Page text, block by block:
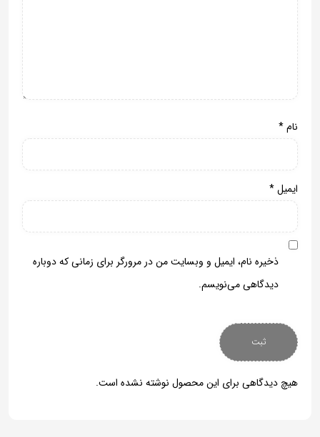
نام*
ایمیل*
ذخیره نام، ایمیل و وبسایت من در مرورگر برای زمانی که دوباره
دیدگاهی می‌نویسم.
هیچ دیدگاهی برای این محصول نوشته نشده است.